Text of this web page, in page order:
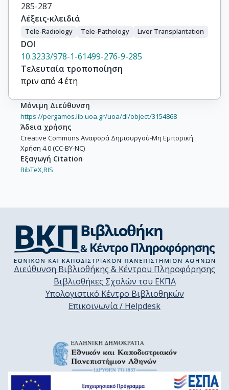
285-287
Λέξεις-κλειδιά
Tele-Radiology Tele-Pathology Liver Transplantation
DOI
10.3233/978-1-61499-276-9-285
Τελευταία τροποποίηση
πριν από 4 έτη
Μόνιμη Διεύθυνση
https://pergamos.lib.uoa.gr/uoa/dl/object/3154868
Άδεια χρήσης
Creative Commons Αναφορά Δημιουργού-Μη Εμπορική
Χρήση 4.0 (CC-BY-NC)
Εξαγωγή Citation
BibTeX,RIS
Διεύθυνση Βιβλιοθήκης & Κέντρου Πληροφόρησης
Βιβλιοθήκες Σχολών του ΕΚΠΑ
Υπολογιστικό Κέντρο Βιβλιοθηκών
Επικοινωνία / Helpdesk